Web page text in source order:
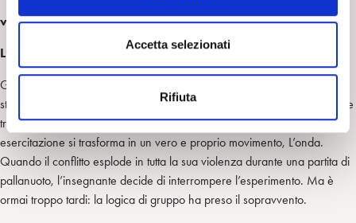
n
n
s
o
Accetta selezionati
Rifiuta
venerdì 22 novembre – ore 21.00
L’onda di Dennis Gansel (Germania 2008, 101′)
Germania, oggi. Il professor Rainer Wenger vuole mostrare ai suoi
studenti come funzionano i totalitarismi. Inizia così un gioco di ruolo dalle
tragiche conseguenze: quella che era cominciata come un’innocua
esercitazione si trasforma in un vero e proprio movimento, L’onda.
Quando il conflitto esplode in tutta la sua violenza durante una partita di
pallanuoto, l’insegnante decide di interrompere l’esperimento. Ma è
ormai troppo tardi: la logica di gruppo ha preso il sopravvento.